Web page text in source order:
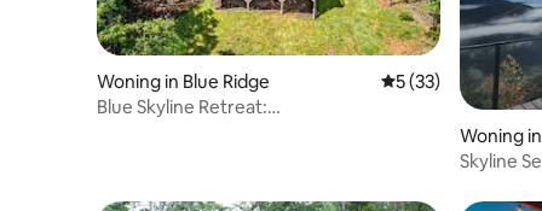
Woning in Blue Ridge Gemiddelde
5 (33)
Blue Skyline Retreat:
Woning
Skyline